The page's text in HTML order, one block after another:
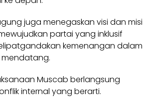
juga menegaskan visi dan misi
partai yang inklusif
kemenangan dalam
mendatang.
Muscab berlangsung
internal yang berarti.